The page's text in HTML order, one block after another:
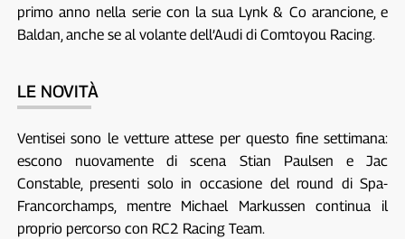
primo anno nella serie con la sua Lynk & Co arancione, e
Baldan, anche se al volante dell’Audi di Comtoyou Racing.
LE NOVITÀ
Ventisei sono le vetture attese per questo fine settimana:
escono nuovamente di scena Stian Paulsen e Jac
Constable, presenti solo in occasione del round di Spa-
Francorchamps, mentre Michael Markussen continua il
proprio percorso con RC2 Racing Team.